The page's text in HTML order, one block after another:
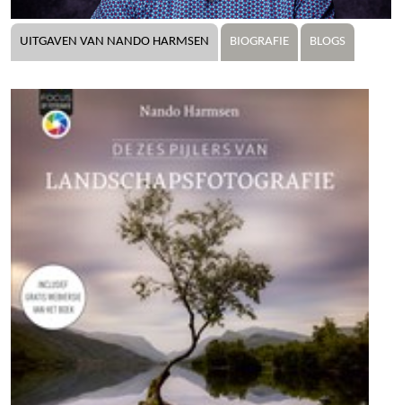
UITGAVEN VAN NANDO HARMSEN BIOGRAFIE BLOGS